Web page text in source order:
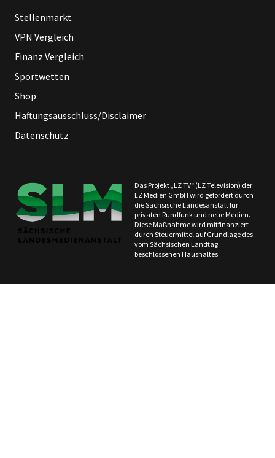
Stellenmarkt
VPN Vergleich
Finanz Vergleich
Sportwetten
Shop
Haftungsausschluss/Disclaimer
Datenschutz
Das Projekt „LZ TV“ (LZ Television) der
LZ Medien GmbH wird gefördert durch
die Sächsische Landesanstalt für
privaten Rundfunk und neue Medien.
Diese Maßnahme wird mitfinanziert
durch Steuermittel auf Grundlage des
vom Sächsischen Landtag
beschlossenen Haushaltes.